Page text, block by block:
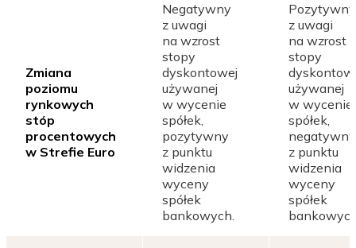
Zmiana
poziomu
rynkowych
stóp
procentowych
w Strefie Euro
Negatywny
z uwagi
na wzrost
stopy
dyskontowej
używanej
w wycenie
spółek,
pozytywny
z punktu
widzenia
wyceny
spółek
bankowych.
Pozytywny
z uwagi
na wzrost
stopy
używanej
w wycenie
spółek,
negatywny
z punktu
widzenia
wyceny
spółek